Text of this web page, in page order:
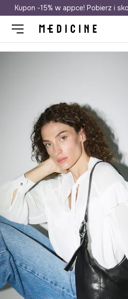
Darmowa dostawa
Kupon -15% w appce! Pobierz i